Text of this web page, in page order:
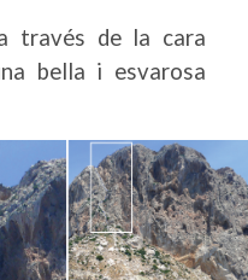
través de la cara
bella i esvarosa